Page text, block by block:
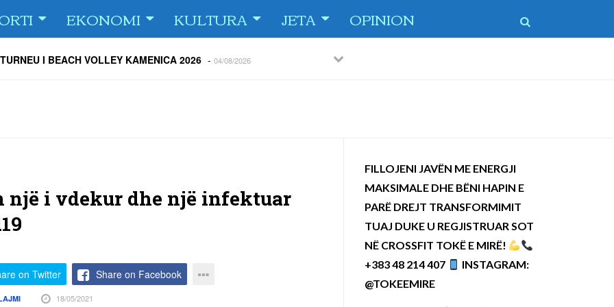
EKONOMI KULTURA JETA OPINION
i FC Drita në Europa Conference League - PreviousNext
një i vdekur dhe një infektuar
on Twitter Share on Facebook
18/05/2021
FILLOJENI JAVËN ME ENERGJI
MAKSIMALE DHE BËNI HAPIN E
PARË DREJT TRANSFORMIMIT
TUAJ DUKE U REGJISTRUAR SOT
NË CROSSFIT TOKË E MIRË!
+383 48 214 407
INSTAGRAM:
@TOKEEMIRE